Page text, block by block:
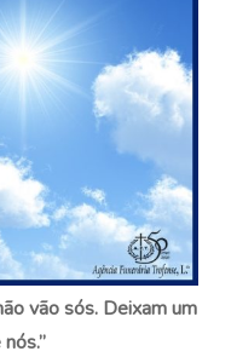
vão sós. Deixam um